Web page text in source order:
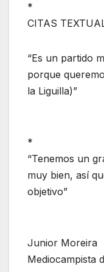
*
CITAS
“Es un partido
porque
la Liguilla)”
*
“Tenemos un
muy bien, así
objetivo”
Junior Moreira
Mediocampista